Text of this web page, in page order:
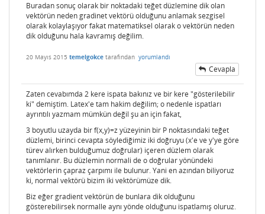
Buradan sonuç olarak bir noktadaki teğet düzlemine dik olan
vektörün neden gradinet vektörü olduğunu anlamak sezgisel
olarak kolaylaşıyor fakat matematiksel olarak o vektörün neden
dik olduğunu hala kavramış değilim.
20 Mayıs 2015 temelgokce tarafından yorumlandı
Cevapla
Zaten cevabımda 2 kere ispata bakınız ve bir kere "gösterilebilir
ki" demiştim. Latex'e tam hakim değilim; o nedenle ispatları
ayrıntılı yazmam mümkün değil şu an için fakat,
3 boyutlu uzayda bir f(x,y)=z yüzeyinin bir P noktasındaki teğet
düzlemi, birinci cevapta söylediğimiz iki doğruyu (x'e ve y'ye göre
türev alırken bulduğumuz doğrular) içeren düzlem olarak
tanımlanır. Bu düzlemin normali de o doğrular yönündeki
vektörlerin çapraz çarpımı ile bulunur. Yani en azından biliyoruz
ki, normal vektörü bizim iki vektörümüze dik.
Biz eğer gradient vektörün de bunlara dik olduğunu
gösterebilirsek normalle aynı yönde olduğunu ispatlamış oluruz.